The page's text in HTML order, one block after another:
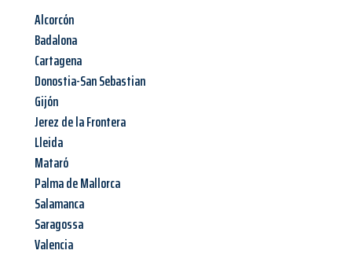
Alcorcón
Badalona
Cartagena
Donostia-San Sebastian
Gijón
Jerez de la Frontera
Lleida
Mataró
Palma de Mallorca
Salamanca
Saragossa
Valencia